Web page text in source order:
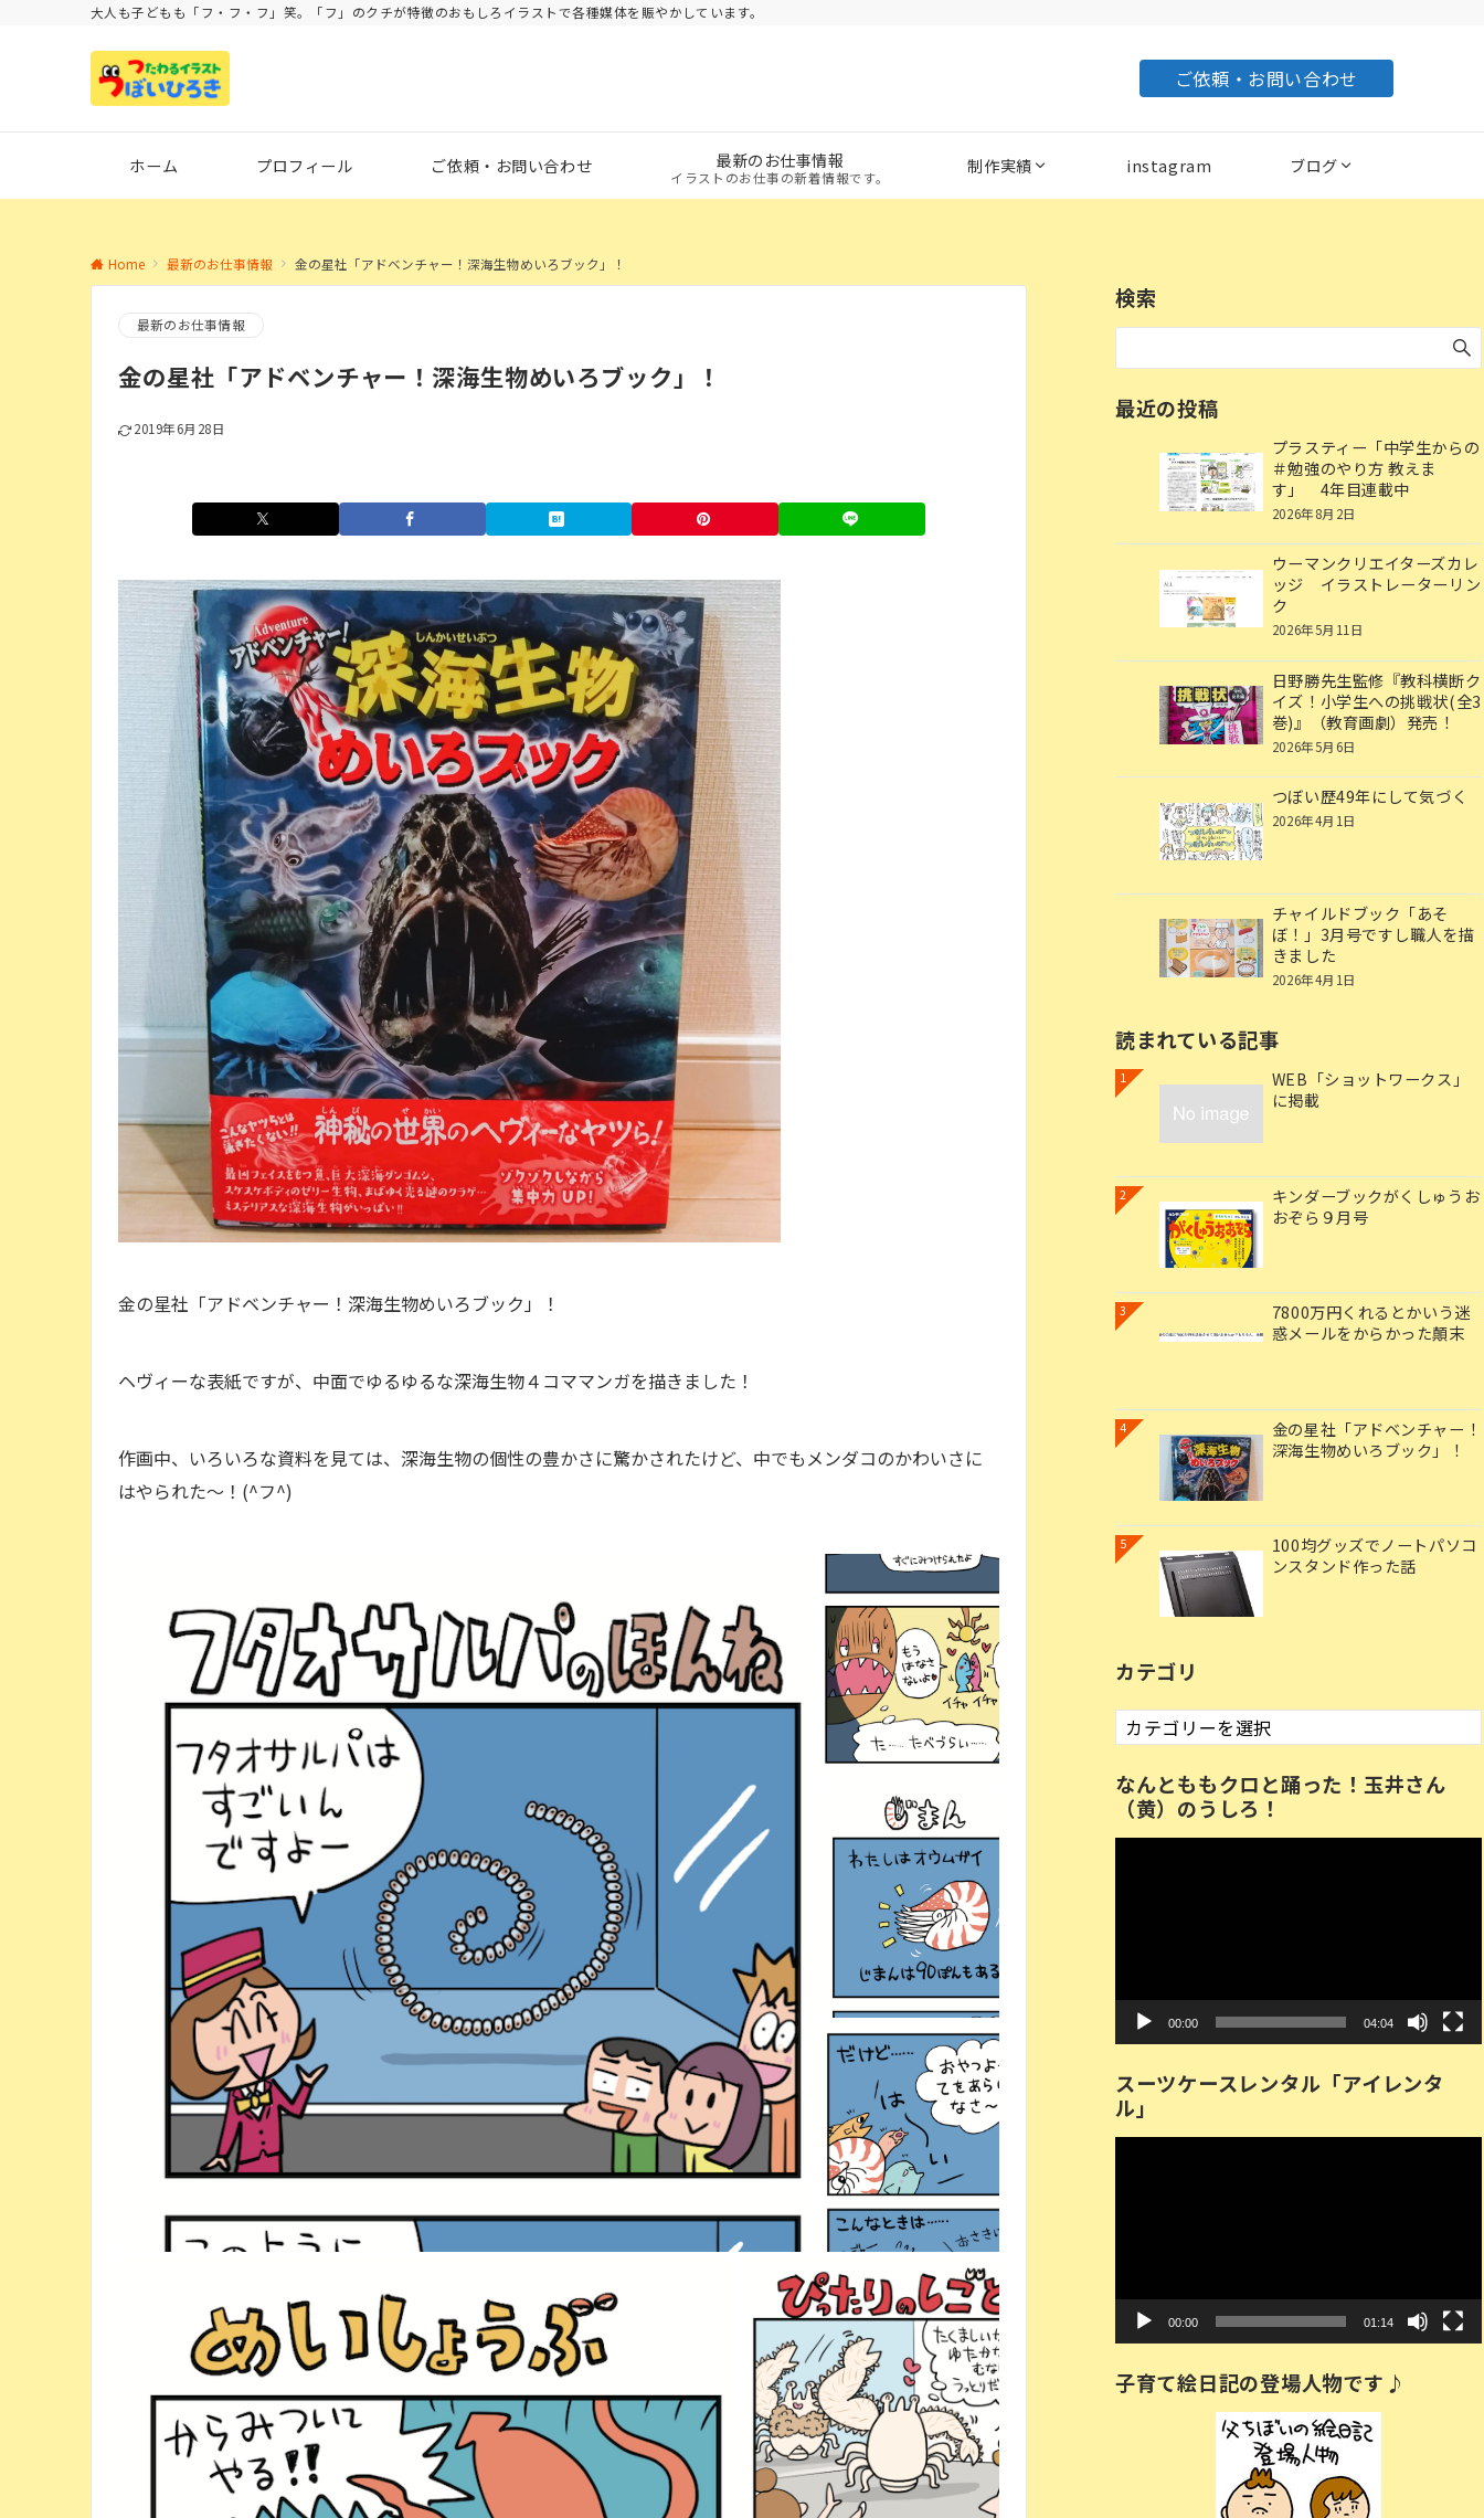
大人も子どもも「フ・フ・フ」笑。「フ」のクチが特徴のおもしろイラストで各種媒体を賑やかしています。
ご依頼・お問い合わせ
ホーム プロフィール ご依頼・お問い合わせ 最新のお仕事情報
イラストのお仕事の新着情報です。
制作実績 instagram ブログ
Home 最新のお仕事情報 金の星社「アドベンチャー！深海生物めいろブック」！
最新のお仕事情報
金の星社「アドベンチャー！深海生物めいろブック」！
2019年6月28日
金の星社「アドベンチャー！深海生物めいろブック」！
ヘヴィーな表紙ですが、中面でゆるゆるな深海生物４コママンガを描きました！
作画中、いろいろな資料を見ては、深海生物の個性の豊かさに驚かされたけど、中でもメンダコのかわいさに
はやられた〜！(^フ^)
検索
最近の投稿
プラスティー「中学生からの
＃勉強のやり方 教えま
す」 4年目連載中
2026年8月2日
ウーマンクリエイターズカレ
ッジ イラストレーターリン
ク
2026年5月11日
日野勝先生監修『教科横断ク
イズ！小学生への挑戦状(全3
巻)』（教育画劇）発売！
2026年5月6日
つぼい歴49年にして気づく
2026年4月1日
チャイルドブック「あそ
ぼ！」3月号ですし職人を描
きました
2026年4月1日
読まれている記事
1
WEB「ショットワークス」
に掲載
2
キンダーブックがくしゅうお
おぞら９月号
3
7800万円くれるとかいう迷
惑メールをからかった顛末
4
金の星社「アドベンチャー！
深海生物めいろブック」！
5
100均グッズでノートパソコ
ンスタンド作った話
カテゴリ
カ
テ
リ
なんとももクロと踊った！玉井さん
（黄）のうしろ！
ー
00:00 04:04
スーツケースレンタル「アイレンタ
ル」
ー
00:00 01:14
子育て絵日記の登場人物です♪